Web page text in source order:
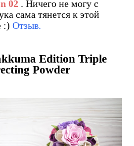
02 . Ничего не могу с
сама тянется к этой
:) Отзыв.
Edition Triple
Powder